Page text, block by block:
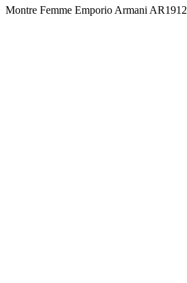
Montre Femme Emporio Armani AR1912